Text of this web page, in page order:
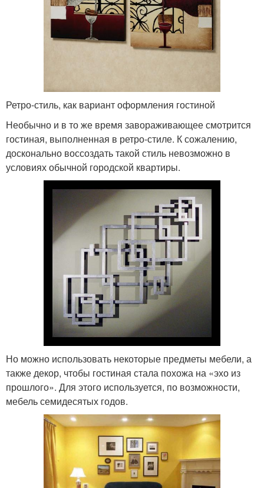
Ретро-стиль, как вариант оформления гостиной
Необычно и в то же время завораживающее смотрится
гостиная, выполненная в ретро-стиле. К сожалению,
досконально воссоздать такой стиль невозможно в
условиях обычной городской квартиры.
Но можно использовать некоторые предметы мебели, а
также декор, чтобы гостиная стала похожа на «эхо из
прошлого». Для этого используется, по возможности,
мебель семидесятых годов.